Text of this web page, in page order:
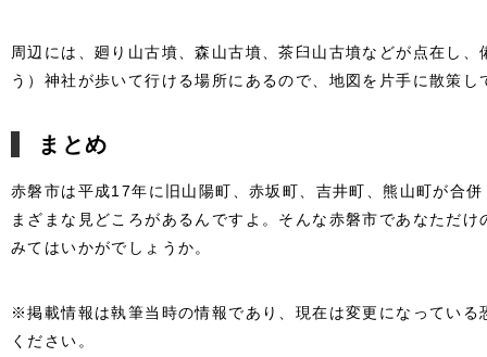
周辺には、廻り山古墳、森山古墳、茶臼山古墳などが点在し
う）神社が歩いて行ける場所にあるので、地図を片手に散策
まとめ
赤磐市は平成17年に旧山陽町、赤坂町、吉井町、熊山町が合
まざまな見どころがあるんですよ。そんな赤磐市であなただ
みてはいかがでしょうか。
※掲載情報は執筆当時の情報であり、現在は変更になっている
ください。